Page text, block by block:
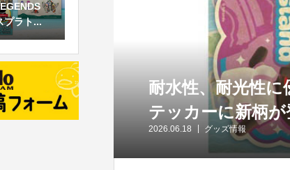
耐水性、耐光性
テッカーに新柄が
2026.06.18 グッズ情報
プラト...